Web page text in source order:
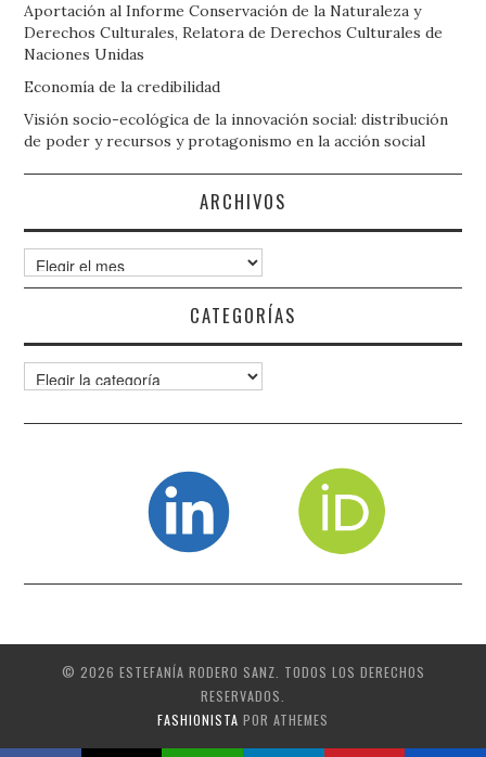
Aportación al Informe Conservación de la Naturaleza y
Derechos Culturales, Relatora de Derechos Culturales de
Naciones Unidas
Economía de la credibilidad
Visión socio-ecológica de la innovación social: distribución
de poder y recursos y protagonismo en la acción social
ARCHIVOS
Archivos
CATEGORÍAS
Categorías
© 2026 ESTEFANÍA RODERO SANZ. TODOS LOS DERECHOS
RESERVADOS.
FASHIONISTA POR ATHEMES